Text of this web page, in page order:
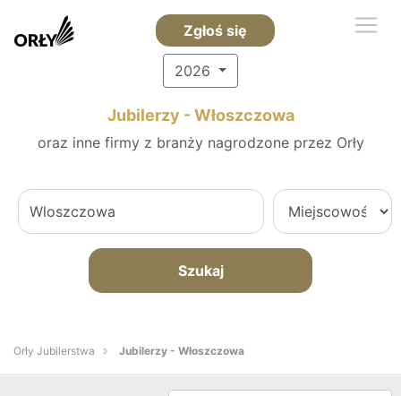
Zgłoś się
2026
Jubilerzy - Włoszczowa
oraz inne firmy z branży nagrodzone przez Orły
Szukaj
Orły Jubilerstwa Jubilerzy - Włoszczowa